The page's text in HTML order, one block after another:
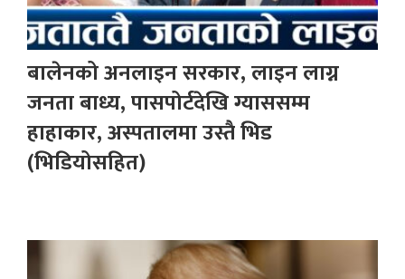
बालेनको अनलाइन सरकार, लाइन लाग्न
जनता बाध्य, पासपोर्टदेखि ग्याससम्म
हाहाकार, अस्पतालमा उस्तै भिड
(भिडियोसहित)